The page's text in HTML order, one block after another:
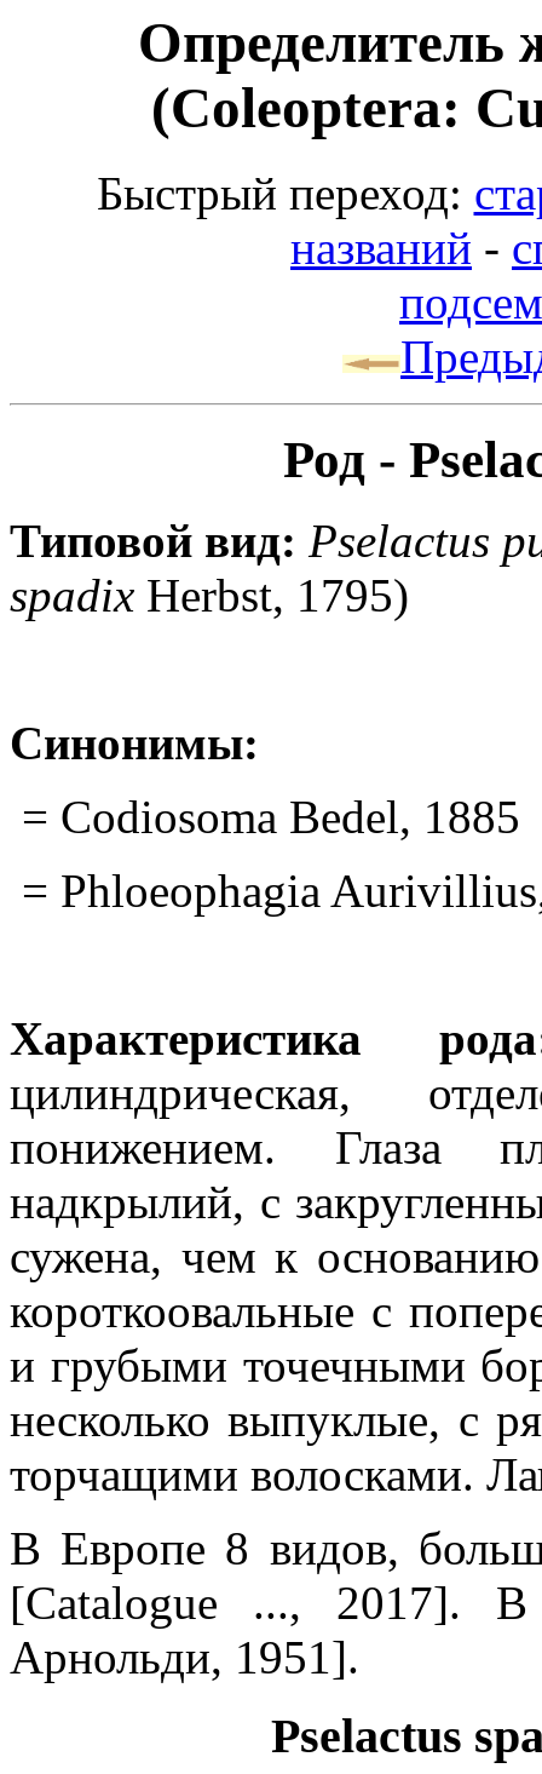
Определитель
(Coleoptera:
Быстрый переход:
названий -
Род -
Типовой вид: Pselactus
spadix Herbst, 1795)
Синонимы:
= Codiosoma Bedel, 1885
= Phloeophagia
Характеристика
цилиндрическая,
понижением. Глаза
надкрылий, с
сужена, чем к
короткоовальные с
и грубыми точечными
несколько выпуклые, с
торчащими волосками.
В Европе 8 видов,
[Catalogue ..., 2017].
Арнольди, 1951].
Pselactus